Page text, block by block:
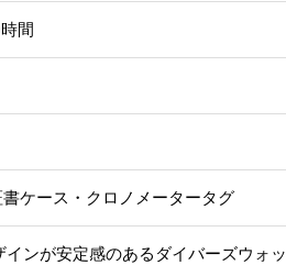
間
ケース・クロノメータータグ
ンが安定感のあるダイバーズウォッ